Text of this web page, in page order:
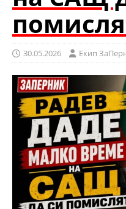
30.05.2026 Eкип